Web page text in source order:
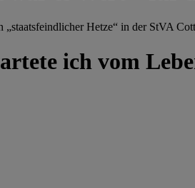
„staatsfeindlicher Hetze“ in der StVA
ich vom